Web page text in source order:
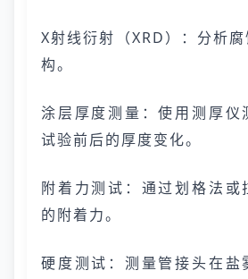
X射线衍射（XRD）：分析
构。
涂层厚度测量：使用测厚仪
试验前后的厚度变化。
附着力测试：通过划格法或
的附着力。
硬度测试：测量管接头在盐